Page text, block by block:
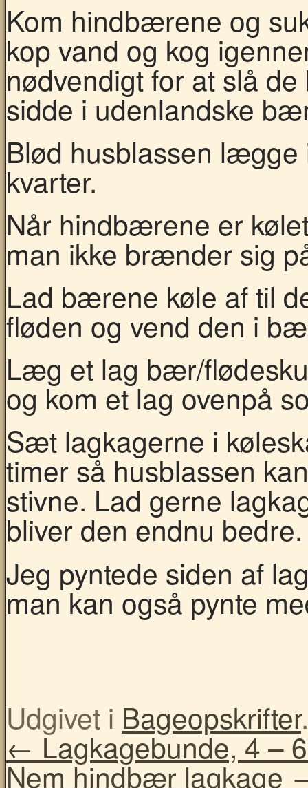
Kom hindbærene og
kop vand og kog
nødvendigt for at slå
sidde i udenlandske
Blød husblassen lægge
kvarter.
Når hindbærene er
man ikke brænder sig
Lad bærene køle af til
fløden og vend den i
Læg et lag bær/
og kom et lag ovenpå
Sæt lagkagerne i
timer så husblassen
stivne. Lad gerne
bliver den endnu bedre.
Jeg pyntede siden af
man kan også pynte
Udgivet i Bageopskrifter
← Lagkagebunde, 4 –
Nem hindbær lagkage